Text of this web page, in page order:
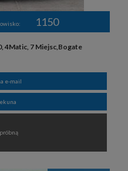
1150
4Matic, 7 Miejsc,Bogate
e-mail